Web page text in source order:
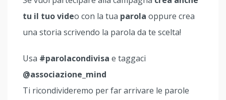
tu il tuo video con la tua parola oppure crea
una storia scrivendo la parola da te scelta!
Usa #parolacondivisa e taggaci
@associazione_mind
Ti ricondivideremo per far arrivare le parole